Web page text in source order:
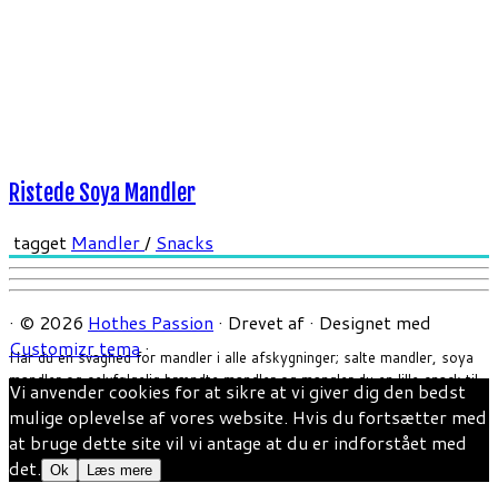
Har du en svaghed for mandler i alle afskygninger; salte mandler, soya
mandler og selvfølgelig brændte mandler og mangler du en lille snack til
forret, tilbehør til hovedretten eller blot til en hyggelig stund, så er det
super nemt at lave selv. her får du opskriften på Ristede Soya mandler
[…]
Ristede Soya Mandler
tagget Mandler/ Snacks
· © 2026 Hothes Passion · Drevet af · Designet med
Customizr tema ·
Vi anvender cookies for at sikre at vi giver dig den bedst
mulige oplevelse af vores website. Hvis du fortsætter med
at bruge dette site vil vi antage at du er indforstået med
det. Ok Læs mere